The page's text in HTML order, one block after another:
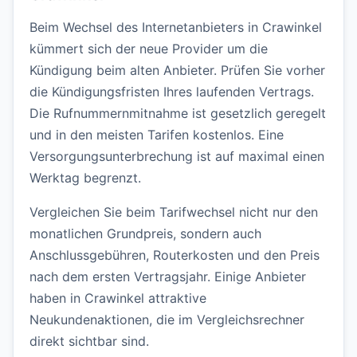
Beim Wechsel des Internetanbieters in Crawinkel
kümmert sich der neue Provider um die
Kündigung beim alten Anbieter. Prüfen Sie vorher
die Kündigungsfristen Ihres laufenden Vertrags.
Die Rufnummernmitnahme ist gesetzlich geregelt
und in den meisten Tarifen kostenlos. Eine
Versorgungsunterbrechung ist auf maximal einen
Werktag begrenzt.
Vergleichen Sie beim Tarifwechsel nicht nur den
monatlichen Grundpreis, sondern auch
Anschlussgebühren, Routerkosten und den Preis
nach dem ersten Vertragsjahr. Einige Anbieter
haben in Crawinkel attraktive
Neukundenaktionen, die im Vergleichsrechner
direkt sichtbar sind.